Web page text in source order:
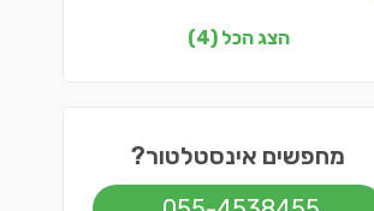
אינסטלטורים בתל אביב
הצג הכל (4)
מחפשים אינסטלטור?